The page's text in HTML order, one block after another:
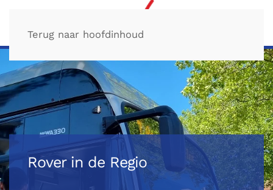
Terug naar hoofdinhoud
Rover in de Regio